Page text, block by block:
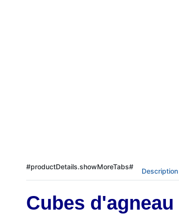
#productDetails.showMoreTabs#
Description
Cubes d'agneau